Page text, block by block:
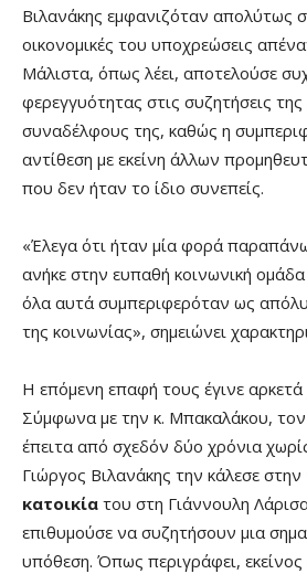
Βιλανάκης εμφανιζόταν απολύτως
οικονομικές του υποχρεώσεις
Μάλιστα, όπως λέει, αποτελούσε
φερεγγυότητας στις συζητήσεις
συναδέλφους της, καθώς η
αντίθεση με εκείνη άλλων
που δεν ήταν το ίδιο συνεπείς.
«Έλεγα ότι ήταν μία φορά παραπάνω
ανήκε στην ευπαθή κοινωνική
όλα αυτά συμπεριφερόταν ως
της κοινωνίας», σημειώνει
Η επόμενη επαφή τους έγινε
Σύμφωνα με την κ. Μπακαλάκου,
έπειτα από σχεδόν δύο χρόνια
Γιώργος Βιλανάκης την κάλεσε στην
κατοικία του στη Γιάννουλη
επιθυμούσε να συζητήσουν μια
υπόθεση. Όπως περιγράφει,